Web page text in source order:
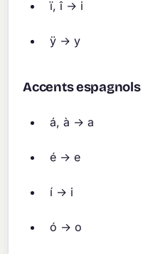
ï, î → i
ÿ → y
Accents espagnols
á, à → a
é → e
í → i
ó → o